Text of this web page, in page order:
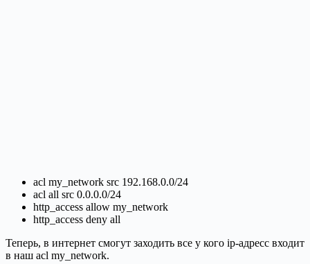
acl my_network src 192.168.0.0/24
acl all src 0.0.0.0/24
http_access allow my_network
http_access deny all
Теперь, в интернет смогут заходить все у кого ip-адресс входит
в наш acl my_network.